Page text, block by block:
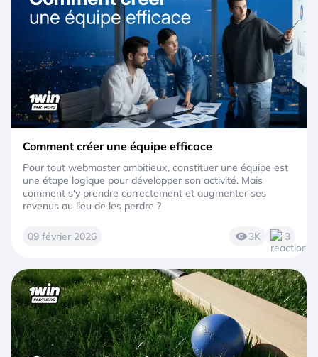
Comment créer une équipe efficace
Pour tout webmaster ambitieux, constituer une équipe est
une étape logique pour développer son activité. Mais
comment s'y prendre correctement et augmenter ses
revenus au lieu de les perdre ?
09 février 2026 3K 3